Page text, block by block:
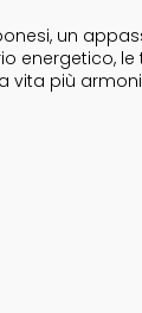
un
energetico,
vita più